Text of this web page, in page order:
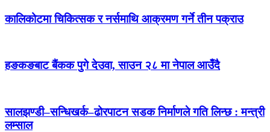
कालिकोटमा चिकित्सक र नर्समाथि आक्रमण गर्ने तीन पक्राउ
हङकङबाट बैंकक पुगे देउवा, साउन २८ मा नेपाल आउँदै
सालझण्डी–सन्धिखर्क–ढोरपाटन सडक निर्माणले गति लिन्छ : मन्त्री
लम्साल